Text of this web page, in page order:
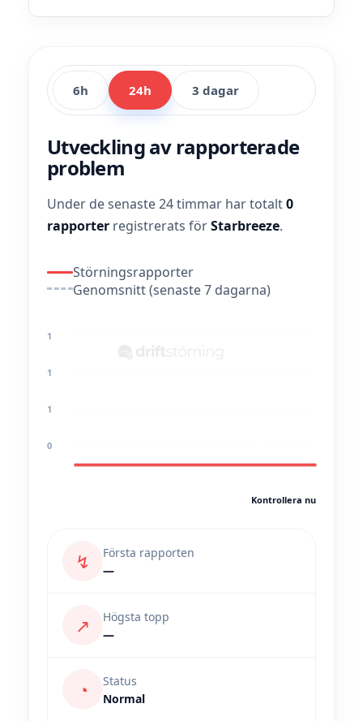
6h 24h 3 dagar
Utveckling av rapporterade
problem
Under de senaste 24 timmar har totalt0
rapporter registrerats förStarbreeze.
Störningsrapporter
Genomsnitt (senaste 7 dagarna)
1
1
1
0
Kontrollera nu
↯
Första rapporten
—
↗
Högsta topp
—
◔
Status
Normal